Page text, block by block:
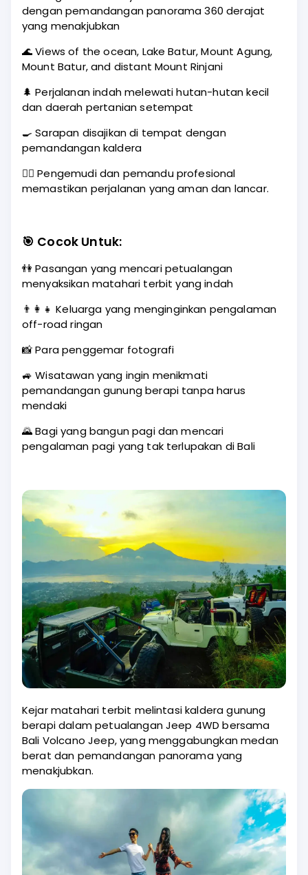
dengan pemandangan panorama 360 derajat
yang menakjubkan
🌊 Views of the ocean, Lake Batur, Mount Agung,
Mount Batur, and distant Mount Rinjani
🌲 Perjalanan indah melewati hutan-hutan kecil
dan daerah pertanian setempat
🍳 Sarapan disajikan di tempat dengan
pemandangan kaldera
👨‍✈️ Pengemudi dan pemandu profesional
memastikan perjalanan yang aman dan lancar.
🎯 Cocok Untuk:
👫 Pasangan yang mencari petualangan
menyaksikan matahari terbit yang indah
👨‍👩‍👧 Keluarga yang menginginkan pengalaman
off-road ringan
📸 Para penggemar fotografi
🚙 Wisatawan yang ingin menikmati
pemandangan gunung berapi tanpa harus
mendaki
🌄 Bagi yang bangun pagi dan mencari
pengalaman pagi yang tak terlupakan di Bali
Kejar matahari terbit melintasi kaldera gunung
berapi dalam petualangan Jeep 4WD bersama
Bali Volcano Jeep, yang menggabungkan medan
berat dan pemandangan panorama yang
menakjubkan.